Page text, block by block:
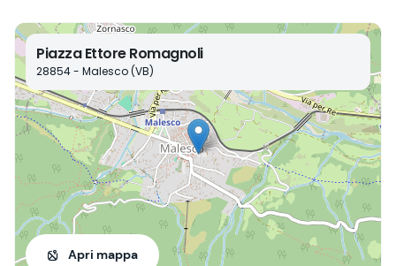
Piazza Ettore Romagnoli
28854 - Malesco (VB)
Apri mappa